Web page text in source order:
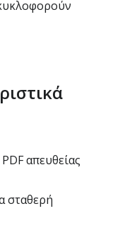
απευθείας
σταθερή